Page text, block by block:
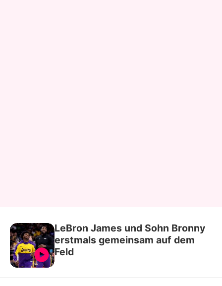
LeBron James und Sohn Bronny
erstmals gemeinsam auf dem
Feld